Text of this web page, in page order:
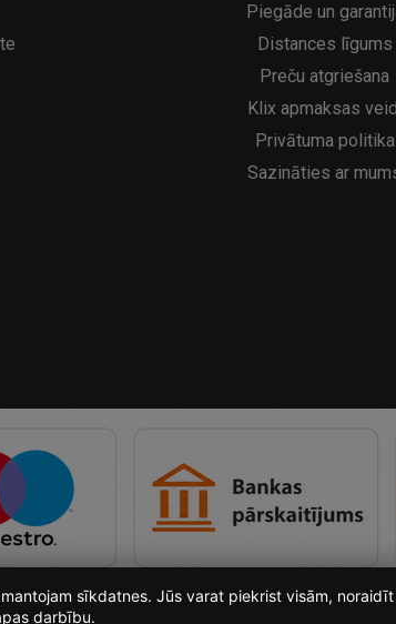
Piegāde un
Distances līgums
Preču atgriešana
Klix apmaksas
Privātuma politika
Sazināties ar
sīkdatnes. Jūs varat piekrist visām,
darbību.